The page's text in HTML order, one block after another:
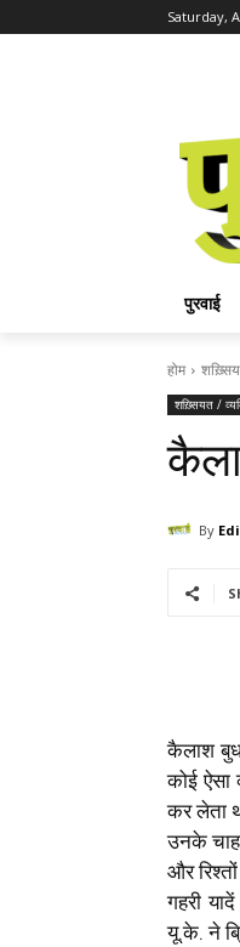
Saturday,
पुरवाई
होम
शख़्सियत /
By
कैलाश
कोई ऐसा
कर लेता
उनके
और
गहरी
यू.के. ने